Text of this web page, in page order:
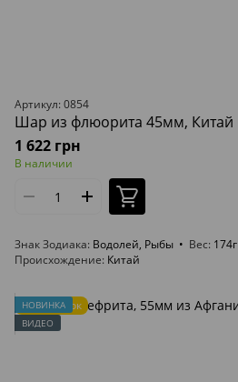
Артикул: 0854
Шар из флюорита 45мм, Китай
1 622 грн
В наличии
Знак Зодиака Водолей, Рыбы Вес 174г
Происхождение Китай
Подарок
НОВИНКА
ВИДЕО